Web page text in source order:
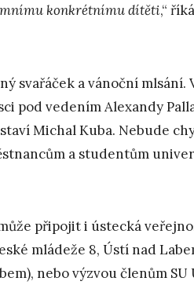
konkrétnímu dítěti,“
svařáček a vánoční mlsání.
pod vedením Alexandy
Michal Kuba. Nebude
a studentům
připojit i ústecká
mládeže 8, Ústí nad
nebo výzvou členům SU